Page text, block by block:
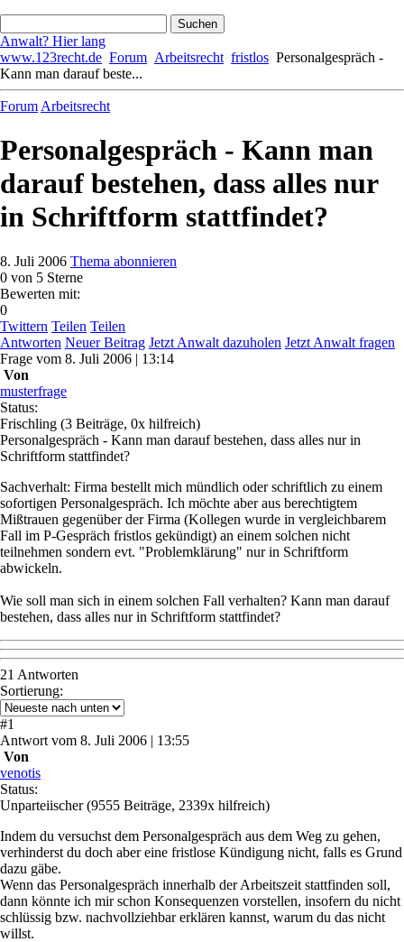
Anwalt? Hier lang
www.123recht.de Forum Arbeitsrecht fristlos Personalgespräch -
Kann man darauf beste...
Forum Arbeitsrecht
Personalgespräch - Kann man
darauf bestehen, dass alles nur
in Schriftform stattfindet?
8. Juli 2006 Thema abonnieren
0 von 5 Sterne
Bewerten mit:
0
Twittern Teilen Teilen
Antworten Neuer Beitrag Jetzt Anwalt dazuholen Jetzt Anwalt fragen
Frage vom 8. Juli 2006 | 13:14
Von
musterfrage
Status:
Frischling (3 Beiträge, 0x hilfreich)
Personalgespräch - Kann man darauf bestehen, dass alles nur in
Schriftform stattfindet?
Sachverhalt: Firma bestellt mich mündlich oder schriftlich zu einem
sofortigen Personalgespräch. Ich möchte aber aus berechtigtem
Mißtrauen gegenüber der Firma (Kollegen wurde in vergleichbarem
Fall im P-Gespräch fristlos gekündigt) an einem solchen nicht
teilnehmen sondern evt. "Problemklärung" nur in Schriftform
abwickeln.
Wie soll man sich in einem solchen Fall verhalten? Kann man darauf
bestehen, dass alles nur in Schriftform stattfindet?
21 Antworten
Sortierung:
#1
Antwort vom 8. Juli 2006 | 13:55
Von
venotis
Status:
Unparteiischer (9555 Beiträge, 2339x hilfreich)
Indem du versuchst dem Personalgespräch aus dem Weg zu gehen,
verhinderst du doch aber eine fristlose Kündigung nicht, falls es Grund
dazu gäbe.
Wenn das Personalgespräch innerhalb der Arbeitszeit stattfinden soll,
dann könnte ich mir schon Konsequenzen vorstellen, insofern du nicht
schlüssig bzw. nachvollziehbar erklären kannst, warum du das nicht
willst.